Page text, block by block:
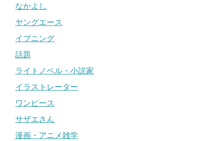
なかよし
ヤングエース
イブニング
話題
ライトノベル・小説家
イラストレーター
ワンピース
サザエさん
漫画・アニメ雑学